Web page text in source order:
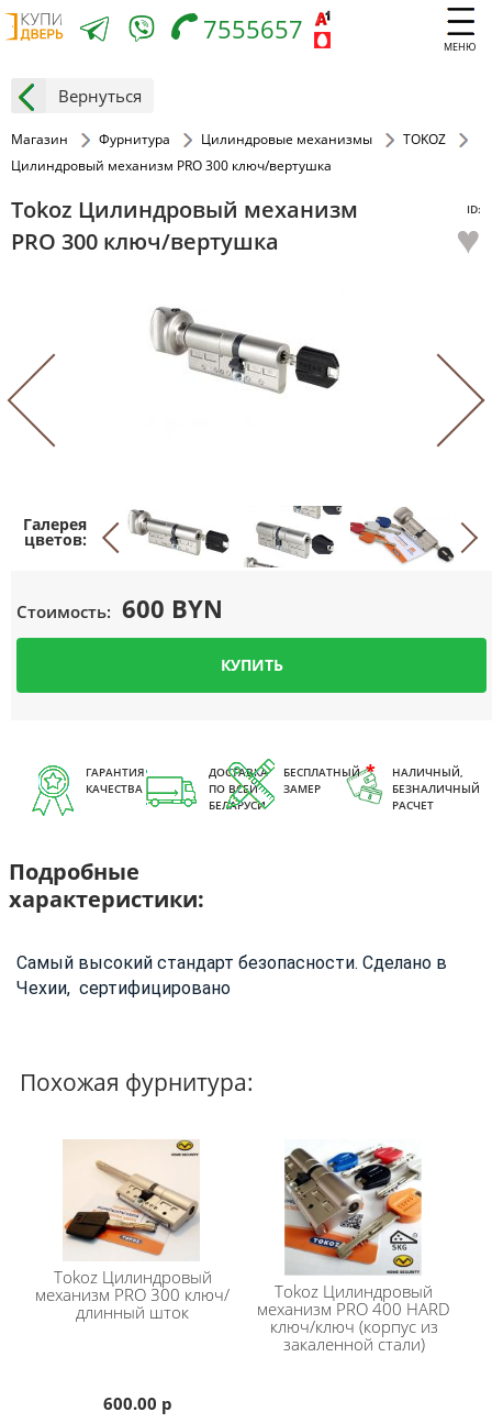
МЕНЮ
7555657
Вернуться
Магазин Фурнитура Цилиндровые механизмы
TOKOZ
Цилиндровый механизм PRO 300 ключ/вертушка
Tokoz Цилиндровый механизм
PRO 300 ключ/вертушка
ID:
♥
Стоимость: 600 BYN
КУПИТЬ
ГАРАНТИЯ
КАЧЕСТВА
ДОСТАВКА
ПО ВСЕЙ
БЕЛАРУСИ
БЕСПЛАТНЫЙ
ЗАМЕР
НАЛИЧНЫЙ,
БЕЗНАЛИЧНЫЙ
РАСЧЕТ
Подробные
характеристики:
Самый высокий стандарт безопасности. Сделано в
Чехии, сертифицировано
Похожая фурнитура:
TokozЦилиндровый
механизм PRO 300 ключ/
длинный шток
600.00 р
Tokoz Цилиндровый
механизм PRO 400 HARD
ключ/ключ (корпус из
закаленной стали)